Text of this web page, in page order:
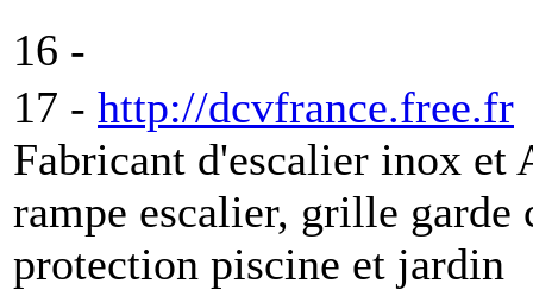
16 -
17 - http://dcvfrance.free.fr
Fabricant d'escalier inox et
rampe escalier, grille
protection piscine et jardin